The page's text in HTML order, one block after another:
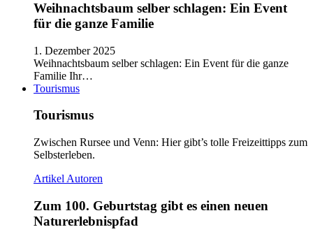
Weihnachtsbaum selber schlagen: Ein Event
für die ganze Familie
1. Dezember 2025
Weihnachtsbaum selber schlagen: Ein Event für die ganze
Familie Ihr…
Tourismus
Tourismus
Zwischen Rursee und Venn: Hier gibt’s tolle Freizeittipps zum
Selbsterleben.
Artikel Autoren
Zum 100. Geburtstag gibt es einen neuen
Naturerlebnispfad